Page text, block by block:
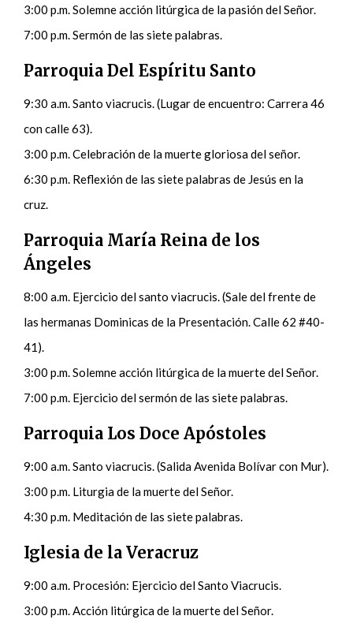
3:00 p.m. Solemne acción litúrgica de la pasión del Señor.
7:00 p.m. Sermón de las siete palabras.
Parroquia Del Espíritu Santo
9:30 a.m. Santo viacrucis. (Lugar de encuentro: Carrera 46
con calle 63).
3:00 p.m. Celebración de la muerte gloriosa del señor.
6:30 p.m. Reflexión de las siete palabras de Jesús en la
cruz.
Parroquia María Reina de los
Ángeles
8:00 a.m. Ejercicio del santo viacrucis. (Sale del frente de
las hermanas Dominicas de la Presentación. Calle 62 #40-
41).
3:00 p.m. Solemne acción litúrgica de la muerte del Señor.
7:00 p.m. Ejercicio del sermón de las siete palabras.
Parroquia Los Doce Apóstoles
9:00 a.m. Santo viacrucis. (Salida Avenida Bolívar con Mur).
3:00 p.m. Liturgia de la muerte del Señor.
4:30 p.m. Meditación de las siete palabras.
Iglesia de la Veracruz
9:00 a.m. Procesión: Ejercicio del Santo Viacrucis.
3:00 p.m. Acción litúrgica de la muerte del Señor.